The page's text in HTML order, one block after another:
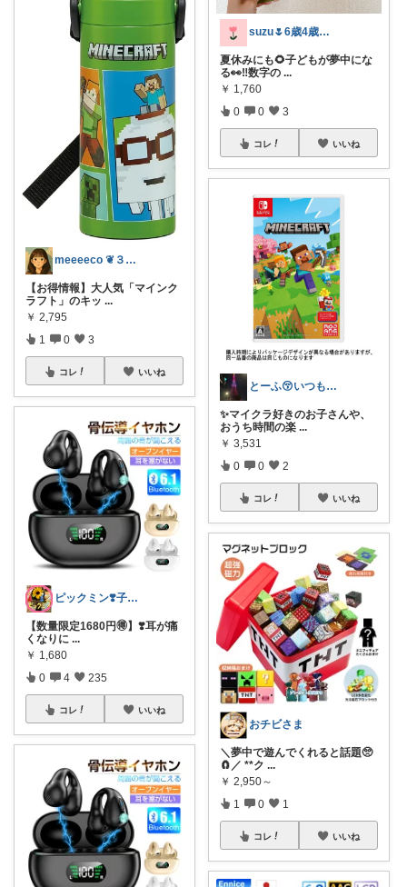
meeeeco ❦３児ママ ❦
【お得情報】大人気「マインク
ラフト」のキッ ...
￥ 2,795
1 0 3
コレ いいね
ピックミン❣️子育てパパママ応援グッズ
【数量限定1680円🉐】❣️耳が痛
くなりに ...
￥ 1,680
0 4 235
コレ いいね
suzu🌷6歳4歳子育てママの暮らし
夏休みにも🌻子どもが夢中にな
る👀‼️数字の ...
￥ 1,760
0 0 3
コレ いいね
とーふ😚いつもご購入感謝です🙇
✨マイクラ好きのお子さんや、
おうち時間の楽 ...
￥ 3,531
0 0 2
コレ いいね
おチビさま
＼夢中で遊んでくれると話題🥺
🧲／ **ク ...
￥ 2,950～
1 0 1
コレ いいね